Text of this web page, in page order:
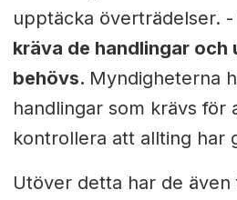
upptäcka överträdelser. -
kräva de handlingar och
behövs. Myndigheterna
handlingar som krävs för
kontrollera att allting har
Utöver detta har de